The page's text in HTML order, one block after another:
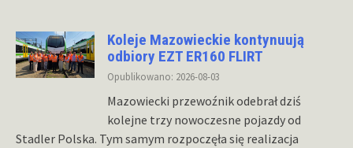
Koleje Mazowieckie kontynuują
odbiory EZT ER160 FLIRT
Opublikowano: 2026-08-03
Mazowiecki przewoźnik odebrał dziś
kolejne trzy nowoczesne pojazdy od
Stadler Polska. Tym samym rozpoczęła się realizacja